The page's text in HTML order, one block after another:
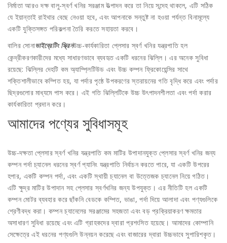
নির্মাতা আরও দক্ষ বালু-স্বর্ণ খনির সরঞ্জাম উত্পাদন করে তা নিয়ে সন্দেহ থাকলে, এটি সঠিক
যে ইয়ান্তাই রাইথার বেছে নেওয়া হবে, এবং আপনাকে সন্তুষ্ট না হওয়া পর্যন্ত বিনামূল্যে
একটি যুক্তিসঙ্গত পরিকল্পনা তৈরি করতে সহায়তা করবে।
বালির সোনাভাইব্রেটিং স্ক্রিনউচ্চ-কার্যকারিতা প্লেসার স্বর্ণ খনির যন্ত্রপাতি হল
কেন্দ্রীকরণকারীদের মধ্যে সাধারণভাবে ব্যবহৃত একটি ধরনের ঝিল্লি। এর অনেক সুবিধা
রয়েছে: ঝিল্লির দেহটি কম অ্যাম্প্লিটিউড এবং উচ্চ কম্পন ফ্রিকোয়েন্সির সাথে
শক্তিশালীভাবে কম্পিত হয়, যা পর্দার পৃষ্ঠে উপকরণের স্তরায়নের গতি বৃদ্ধি করে এবং পর্দার
ছিদ্রগুলোর মাধ্যমে পাস করে। এই গতি ঝিল্লিটিকে উচ্চ উৎপাদনশীলতা এবং পর্দা করার
কার্যকারিতা প্রদান করে।
আমাদের পণ্যের সুবিধাসমূহ
উচ্চ-দক্ষতা প্লেসার স্বর্ণ খনির যন্ত্রপাতি কম মাটির উপাদানযুক্ত প্লেসার স্বর্ণ খনির জন্য
কম্পন পর্দা চ্যানেল ধরনের স্বর্ণ প্যানিং যন্ত্রপাতি নির্বাচন করতে পারে, যা একটি উপরের
হপার, একটি কম্পন পর্দা, এবং একটি স্থায়ী চ্যানেল বা উত্তেজক চ্যানেল নিয়ে গঠিত।
এটি ক্ষুদ্র মাটির উপাদান সহ প্লেসার স্বর্ণখনির জন্য উপযুক্ত। এর নীতিটি হল একটি
কম্পন মোটর ব্যবহার করে ছাঁকনি বেডকে কম্পিত, ভাঙা, পর্দা দিয়ে আলাদা এবং পণ্যগুলিকে
শ্রেণীবদ্ধ করা। কম্পন চ্যানেলের সরঞ্জামের সহজতা এবং বড় প্রক্রিয়াকরণ ক্ষমতার
অসাধারণ সুবিধা রয়েছে এবং এটি গ্রাহকদের দ্বারা প্রশংসিত হয়েছে। আমাদের কোম্পানি
সেক্ষেত্রে এই ধরনের পণ্যগুলি উন্নয়ন করেছে এবং বাজারের দ্বারা উচ্চভাবে সুপারিশকৃত।